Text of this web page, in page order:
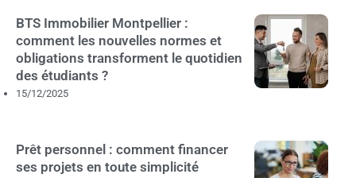
BTS Immobilier Montpellier :
comment les nouvelles normes et
obligations transforment le quotidien
des étudiants ?
15/12/2025
Prêt personnel : comment financer
ses projets en toute simplicité